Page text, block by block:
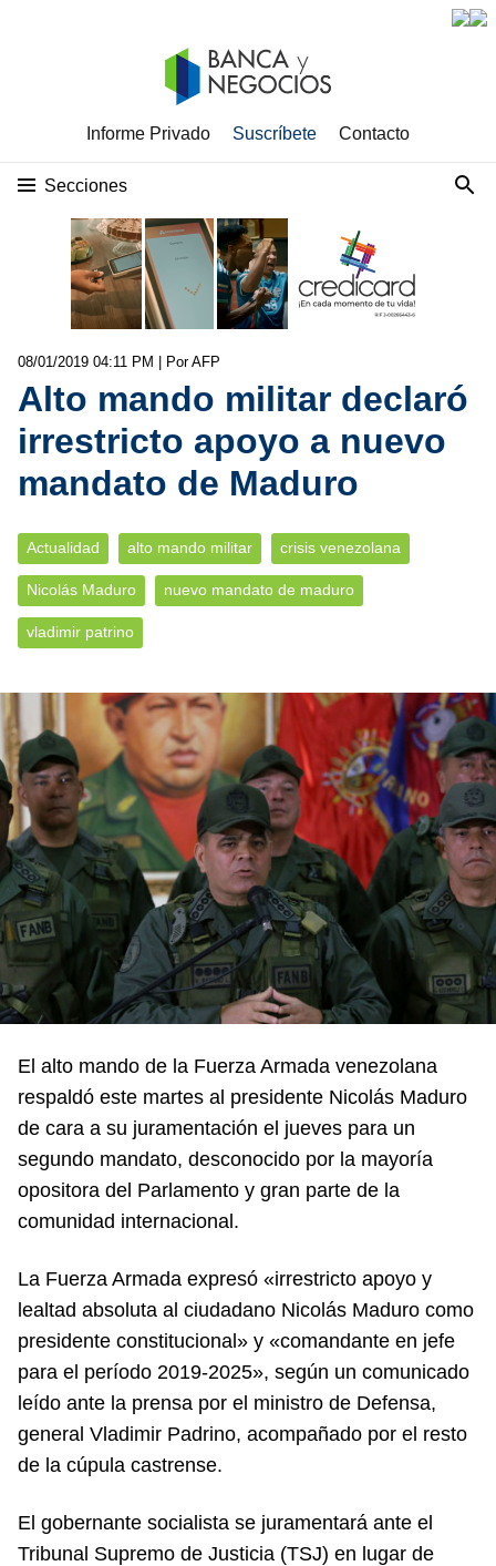
Informe Privado Suscríbete Contacto
Secciones
08/01/2019 04:11 PM | Por AFP
Alto mando militar declaró
irrestricto apoyo a nuevo
mandato de Maduro
Actualidad alto mando militar crisis venezolana
Nicolás Maduro nuevo mandato de maduro
vladimir patrino
El alto mando de la Fuerza Armada venezolana
respaldó este martes al presidente Nicolás Maduro
de cara a su juramentación el jueves para un
segundo mandato, desconocido por la mayoría
opositora del Parlamento y gran parte de la
comunidad internacional.
La Fuerza Armada expresó «irrestricto apoyo y
lealtad absoluta al ciudadano Nicolás Maduro como
presidente constitucional» y «comandante en jefe
para el período 2019-2025», según un comunicado
leído ante la prensa por el ministro de Defensa,
general Vladimir Padrino, acompañado por el resto
de la cúpula castrense.
El gobernante socialista se juramentará ante el
Tribunal Supremo de Justicia (TSJ) en lugar de